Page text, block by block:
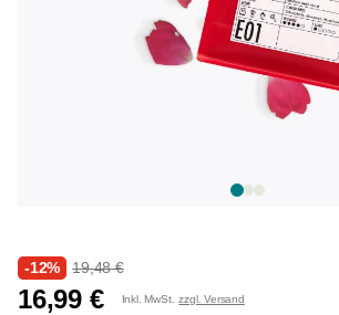
-12% 19,48 €
16,99 € Inkl. MwSt. zzgl. Versand